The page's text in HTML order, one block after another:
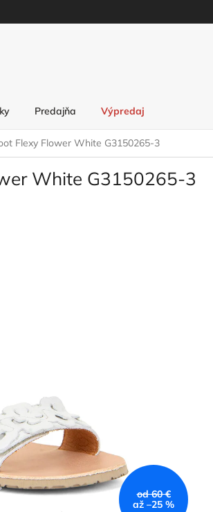
Predajňa Výpredaj
Flexy Flower White G3150265-3
White G3150265-3
od 60 €
až –25 %